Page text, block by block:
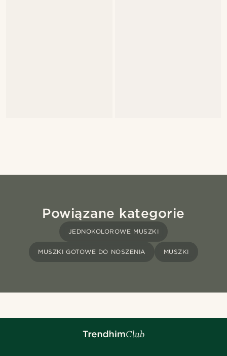
Powiązane kategorie
JEDNOKOLOROWE MUSZKI
MUSZKI GOTOWE DO NOSZENIA MUSZKI